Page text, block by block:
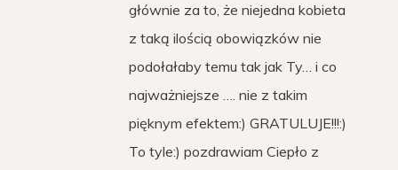
głównie za to, że niejedna kobieta
z taką ilością obowiązków nie
podołałaby temu tak jak Ty… i co
najważniejsze …. nie z takim
pięknym efektem:) GRATULUJE!!!:)
To tyle:) pozdrawiam Ciepło z